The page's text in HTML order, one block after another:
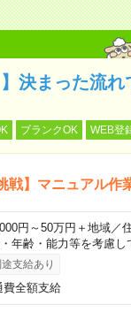
】決まった流
ブランクOK WEB登
戦】マニュアル作
円～50万円＋地域
齢・能力等を考慮し
支給あり
費全額支給